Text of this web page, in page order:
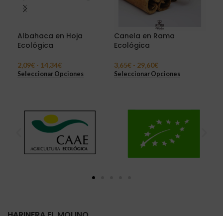
Albahaca en Hoja
Ecológica
2,09€ - 14,34€
Seleccionar Opciones
Canela en Rama
Ecológica
3,65€ - 29,60€
Seleccionar Opciones